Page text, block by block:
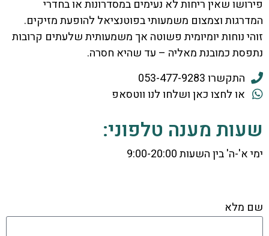
פירושו שאין ריחות לא נעימים במסדרונות או בחדרי
המדרגות וצמצום משמעותי בפוטנציאל להופעת מזיקים.
זוהי נוחות יומיומית פשוטה אך משמעותית שלעתים קרובות
נתפסת כמובנת מאליה – עד שהיא חסרה.
התקשרו 053-477-9283
או לחצו כאן ושלחו לנו ווטסאפ
שעות מענה טלפוני:
ימי א'-ה' בין השעות 9:00-20:00
שם מלא